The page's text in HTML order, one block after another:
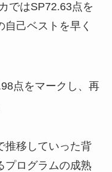
ではSP72.63点を
己ベストを早く
点をマークし、再
推移していった背
プログラムの成熟